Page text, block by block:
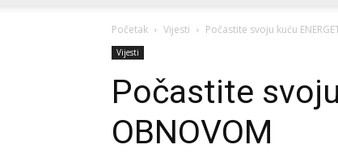
Početak Vijesti Počastite svoju kuću
Vijesti
Počastite
OBNOVOM